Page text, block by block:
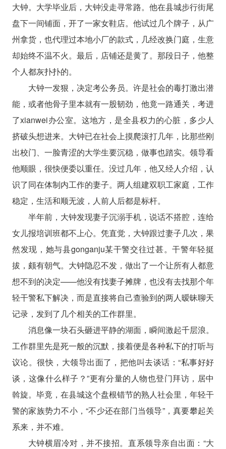
大钟。大学毕业后，大钟没走寻常路。他在县城步行街尾
盘下一间铺面，开了一家女鞋店。他试过几个牌子，从广
州拿货，也代理过本地小厂的款式，几经改换门庭，生意
却始终不温不火。最后，店铺还是黄了。那段日子，他整
个人都灰扑扑的。
大钟一发狠，决定考公务员。许是社会的毒打激出潜
能，或者他骨子里本就有一股韧劲，他竟一路通关，考进
了xianwei办公室。这地方，是全县权力的心脏，多少人
挤破头想进来。大钟已在社会上摸爬滚打几年，比那些刚
出校门、一脸青涩的大学生要沉稳，做事也踏实。领导看
他顺眼，很快便委以重任。没过几年，他又经人介绍，认
识了同在体制内工作的妻子。两人组建双职工家庭，工作
稳定，生活和顺无波，人前人后都是标杆。
半年前，大钟发现妻子沉溺手机，说话不搭腔，连给
女儿报培训班都不上心。凭直觉，大钟跟过妻子几次，果
然发现，她与县gonganju某干警交往过甚。干警年轻挺
拔，颇有朝气。大钟隐忍不发，做出了一个让所有人都意
想不到的决定——他没有找妻子摊牌，也没有去找那个年
轻干警私下解决，而是直接将自己查验到的两人暧昧聊天
记录，发到了几个相关的工作群里。
消息像一块石头砸进平静的湖面，瞬间激起千层浪。
工作群里先是死一般的沉默，接着便是各种私下的打听与
议论。很快，大领导出面了，把他叫去谈话：“私事好好
谈，这像什么样子？”更有分量的人物也登门拜访，居中
斡旋。毕竟，在县城这个盘根错节的熟人社会里，年轻干
警的家族势力不小，“不少还在部门当领导”，真要攀起关
系来，并不难。
大钟横眉冷对，并不接招。直系领导亲自出面：“大